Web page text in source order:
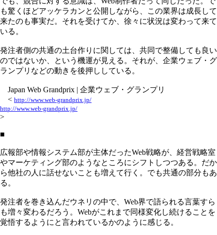
も驚くほどアッケラカンと公開しながら、この業界は成長して
来たのも事実だ。それを受けてか、徐々に状況は変わって来て
いる。
発注者側の共通の土台作りに関しては、共同で整備しても良い
のではないか、という機運が見える。それが、企業ウェブ・グ
ランプリなどの動きを後押ししている。
Japan Web Grandprix | 企業ウェブ・グランプリ
< http://www.web-grandprix.jp/
http://www.web-grandprix.jp/
>
■
広報部や情報システム部が主体だったWeb戦略が、経営戦略室
やマーケティング部のようなところにシフトしつつある。だか
ら他社の人に話せないことも増えて行く。でも共通の部分もあ
る。
発注者を巻き込んだウネリの中で、Web界で語られる言葉すら
も増々変わるだろう。Webがこれまで同様変化し続けることを
覚悟するようにと言われているかのように感じる。